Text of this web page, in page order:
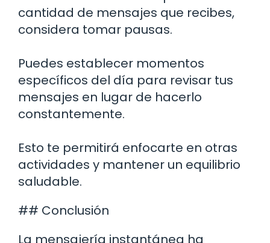
cantidad de mensajes que recibes,
considera tomar pausas.
Puedes establecer momentos
específicos del día para revisar tus
mensajes en lugar de hacerlo
constantemente.
Esto te permitirá enfocarte en otras
actividades y mantener un equilibrio
saludable.
## Conclusión
La mensajería instantánea ha